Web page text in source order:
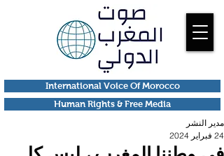
Human Rights & Free Media
International Voice Of Morocco
مدير النشر
24 فبراير 2024